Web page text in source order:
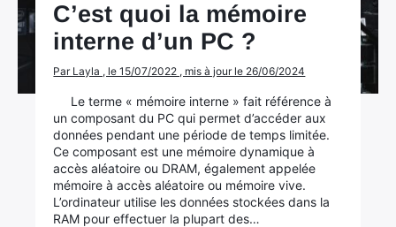
C’est quoi la mémoire
interne d’un PC ?
Par Layla , le 15/07/2022 , mis à jour le 26/06/2024
Le terme « mémoire interne » fait référence à
un composant du PC qui permet d’accéder aux
données pendant une période de temps limitée.
Ce composant est une mémoire dynamique à
accès aléatoire ou DRAM, également appelée
mémoire à accès aléatoire ou mémoire vive.
L’ordinateur utilise les données stockées dans la
RAM pour effectuer la plupart des…